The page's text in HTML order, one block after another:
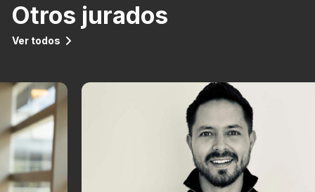
Otros jurados
Ver todos